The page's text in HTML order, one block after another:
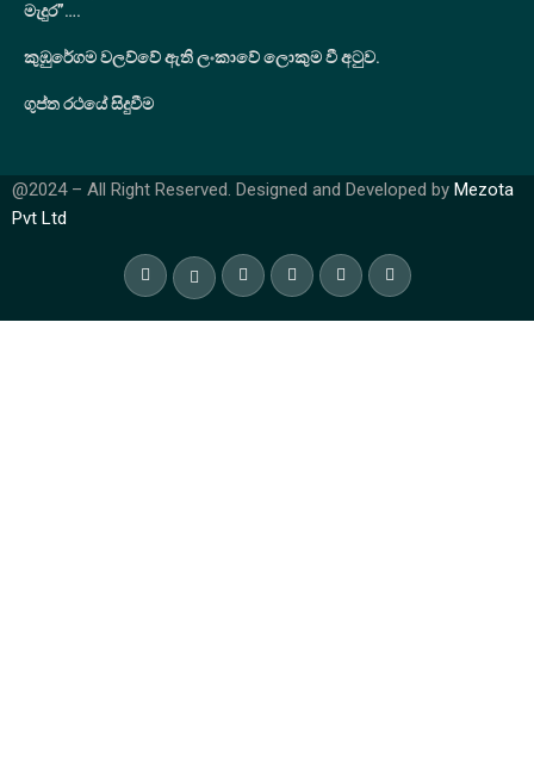
මැදුර”….
කුඹුරේගම වලව්වේ ඇති ලංකාවේ ලොකුම වී අටුව.
ගුප්ත රථයේ සිදුවීම
@2024 – All Right Reserved. Designed and Developed by Mezota
Pvt Ltd